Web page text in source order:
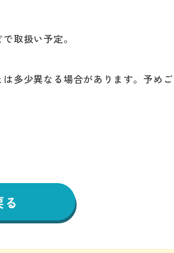
取扱い予定。
多少異なる場合があります。予め
る